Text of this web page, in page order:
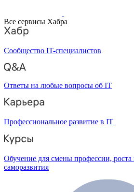
Все сервисы Хабра
Сообщество IT-специалистов
Ответы на любые вопросы об IT
Профессиональное развитие в IT
Обучение для смены профессии, роста
саморазвития